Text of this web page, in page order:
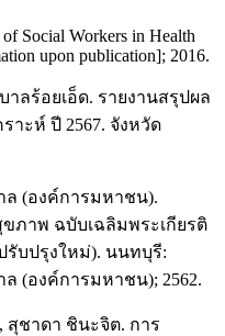
Social Workers in Health
upon publication]; 2016.
ลร้อยเอ็ด. รายงานสรุปผล
าะห์ ปี 2567. จังหวัด
(องค์การมหาชน).
ภาพ ฉบับเฉลิมพระเกียรติ
รับปรุงใหม่). นนทบุรี:
(องค์การมหาชน); 2562.
ชาดา ชินะจิต. การ